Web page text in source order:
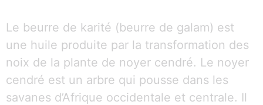
Le beurre de karité (beurre de galam) est
une huile produite par la transformation des
noix de la plante de noyer cendré. Le noyer
cendré est un arbre qui pousse dans les
savanes d’Afrique occidentale et centrale. Il